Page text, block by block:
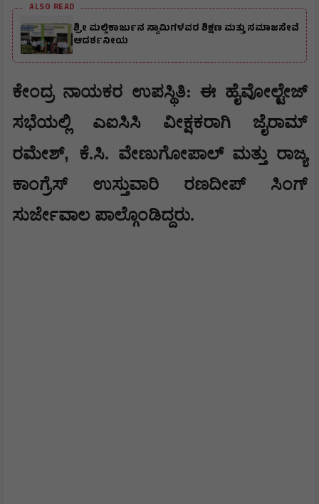
ALSO READ
ಶ್ರೀ ಮಲ್ಲಿಕಾರ್ಜುನ ಸ್ವಾಮಿಗಳವರ ಶಿಕ್ಷಣ ಮತ್ತು ಸಮಾಜಸೇವೆ
ಆದರ್ಶನೀಯ
ಕೇಂದ್ರ ನಾಯಕರ ಉಪಸ್ಥಿತಿ: ಈ ಹೈವೋಲ್ಟೇಜ್
ಸಭೆಯಲ್ಲಿ ಎಐಸಿಸಿ ವೀಕ್ಷಕರಾಗಿ ಜೈರಾಮ್
ರಮೇಶ್, ಕೆ.ಸಿ. ವೇಣುಗೋಪಾಲ್ ಮತ್ತು ರಾಜ್ಯ
ಕಾಂಗ್ರೆಸ್ ಉಸ್ತುವಾರಿ ರಣದೀಪ್ ಸಿಂಗ್
ಸುರ್ಜೇವಾಲ ಪಾಲ್ಗೊಂಡಿದ್ದರು.